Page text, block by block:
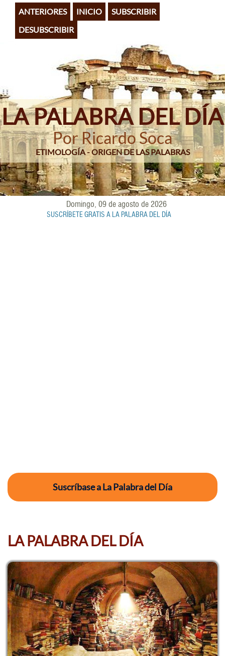
Pasar
contenido
principal
ANTERIORES INICIO
SUBSCRIBIR
DESUBSCRIBIR
LA PALABRA DEL DÍA
Por Ricardo Soca
ETIMOLOGÍA - ORIGEN DE LAS PALABRAS
Domingo, 09 de agosto de 2026
SUSCRÍBETE GRATIS A LA PALABRA DEL DÍA
Suscríbase a La Palabra del Día
LA PALABRA DEL DÍA